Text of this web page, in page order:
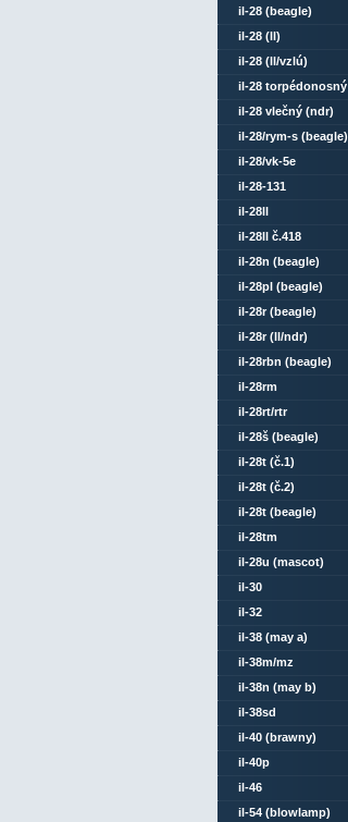
il-28 (beagle)
il-28 (ll)
il-28 (ll/vzlú)
il-28 torpédonosný
il-28 vlečný (ndr)
il-28/rym-s (beagle)
il-28/vk-5e
il-28-131
il-28ll
il-28ll č.418
il-28n (beagle)
il-28pl (beagle)
il-28r (beagle)
il-28r (ll/ndr)
il-28rbn (beagle)
il-28rm
il-28rt/rtr
il-28š (beagle)
il-28t (č.1)
il-28t (č.2)
il-28t (beagle)
il-28tm
il-28u (mascot)
il-30
il-32
il-38 (may a)
il-38m/mz
il-38n (may b)
il-38sd
il-40 (brawny)
il-40p
il-46
il-54 (blowlamp)